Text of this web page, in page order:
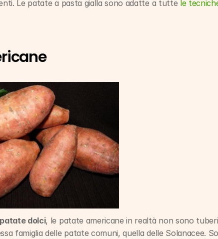
Le patate a pasta gialla sono adatte a tutte le
patate dolci, le patate americane in realtà non sono
famiglia delle patate comuni, quella delle Solanacee.